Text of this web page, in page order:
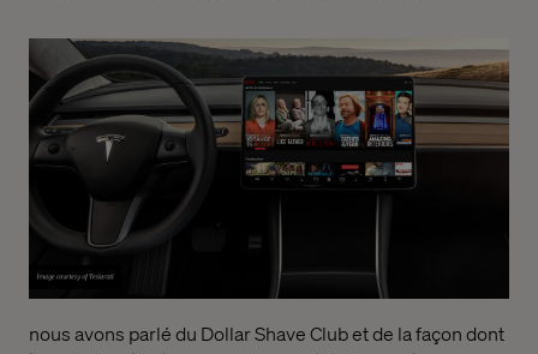
nous avons parlé du Dollar Shave Club et de la façon dont